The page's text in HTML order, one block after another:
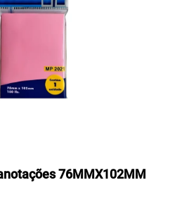
76MMX102MM